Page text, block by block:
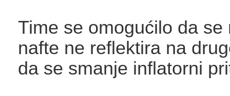
Time se omogućilo da se
nafte ne reflektira na
da se smanje inflatorni